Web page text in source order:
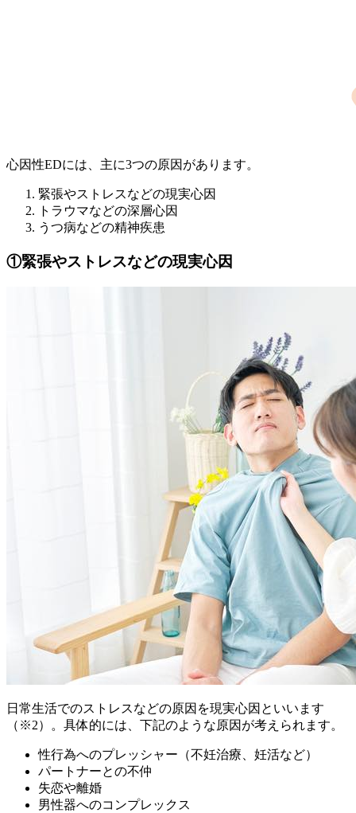
心因性EDには、主に3つの原因があります。
緊張やストレスなどの現実心因
トラウマなどの深層心因
うつ病などの精神疾患
①緊張やストレスなどの現実心因
日常生活でのストレスなどの原因を現実心因といいます
（※2）。具体的には、下記のような原因が考えられます。
性行為へのプレッシャー（不妊治療、妊活など）
パートナーとの不仲
失恋や離婚
男性器へのコンプレックス